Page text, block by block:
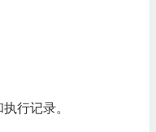
行记录。